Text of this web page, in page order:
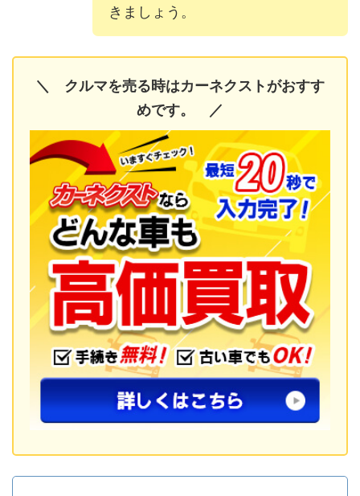
きましょう。
＼ クルマを売る時はカーネクストがおすす
めです。 ／